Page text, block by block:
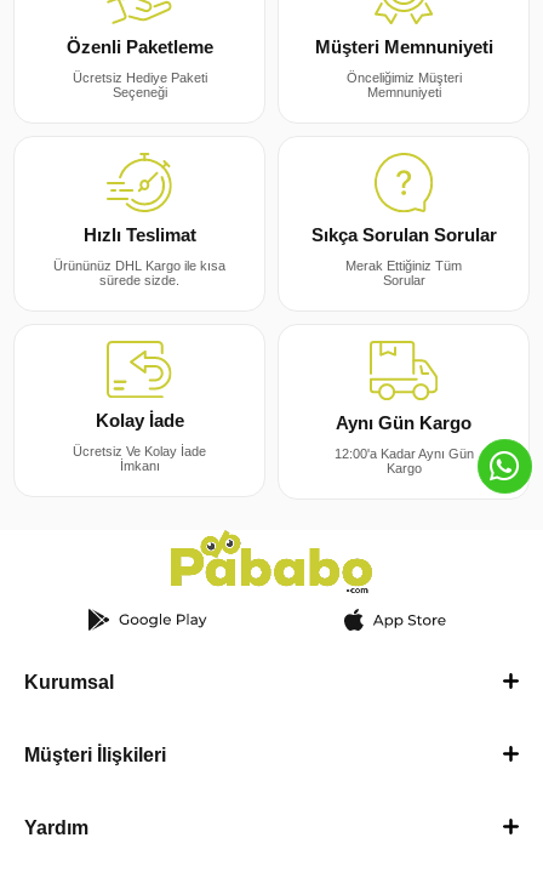
Özenli Paketleme
Ücretsiz Hediye Paketi
Seçeneği
Müşteri Memnuniyeti
Önceliğimiz Müşteri
Memnuniyeti
Hızlı Teslimat
Ürününüz DHL Kargo ile kısa
sürede sizde.
Sıkça Sorulan Sorular
Merak Ettiğiniz Tüm
Sorular
Kolay İade
Ücretsiz Ve Kolay İade
İmkanı
Aynı Gün Kargo
12:00'a Kadar Aynı Gün
Kargo
Kurumsal
Müşteri İlişkileri
Yardım